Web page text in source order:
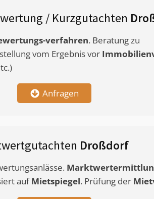
/ Kurzgutachten
verfahren. Beratung zu
vom Ergebnis vor
Anfragen
Droßdorf
aufMietspiegel. Prüfung der